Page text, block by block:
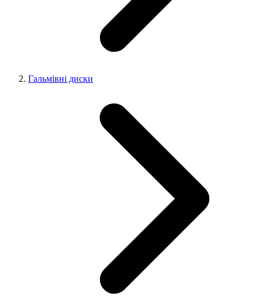
Гальмівні диски